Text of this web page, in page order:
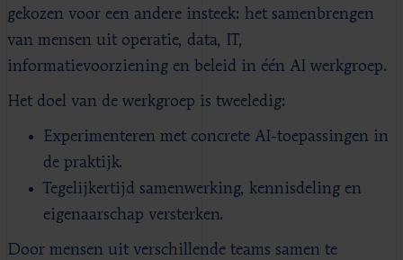
gekozen voor een andere insteek: het samenbrengen
van mensen uit operatie, data, IT,
informatievoorziening en beleid in één AI werkgroep.
Het doel van de werkgroep is tweeledig:
Experimenteren met concrete AI-toepassingen in
de praktijk.
Tegelijkertijd samenwerking, kennisdeling en
eigenaarschap versterken.
Door mensen uit verschillende teams samen te